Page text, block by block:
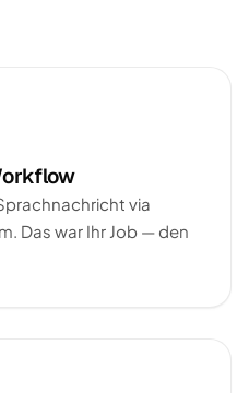
via
Das war Ihr Job — den